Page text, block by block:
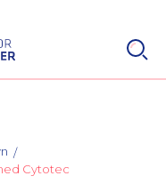
Cytotec